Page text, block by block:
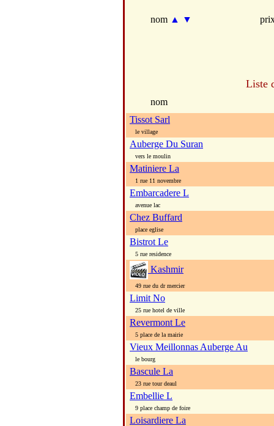
nom ▲ ▼
Liste
nom
Tissot Sarl
le village
Auberge Du Suran
vers le moulin
Matiniere La
1 rue 11 novembre
Embarcadere L
avenue lac
Chez Buffard
place eglise
Bistrot Le
5 rue residence
Kashmir
49 rue du dr mercier
Limit No
25 rue hotel de ville
Revermont Le
5 place de la mairie
Vieux Meillonnas Auberge Au
le bourg
Bascule La
23 rue tour deaul
Embellie L
9 place champ de foire
Loisardiere La